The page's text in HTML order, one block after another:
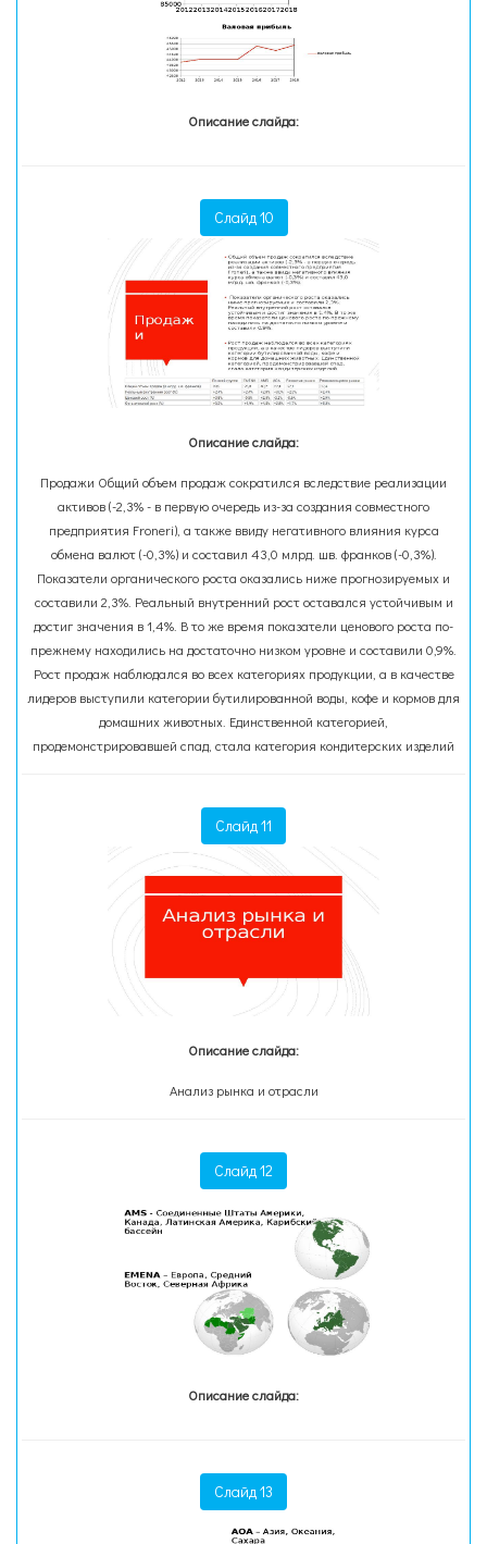
Описание слайда:
Слайд 10
Описание слайда:
Продажи Общий объем продаж сократился вследствие реализации
активов (-2,3% - в первую очередь из-за создания совместного
предприятия Froneri), а также ввиду негативного влияния курса
обмена валют (-0,3%) и составил 43,0 млрд. шв. франков (-0,3%).
Показатели органического роста оказались ниже прогнозируемых и
составили 2,3%. Реальный внутренний рост оставался устойчивым и
достиг значения в 1,4%. В то же время показатели ценового роста по-
прежнему находились на достаточно низком уровне и составили 0,9%.
Рост продаж наблюдался во всех категориях продукции, а в качестве
лидеров выступили категории бутилированной воды, кофе и кормов для
домашних животных. Единственной категорией,
продемонстрировавшей спад, стала категория кондитерских изделий
Слайд 11
Описание слайда:
Анализ рынка и отрасли
Слайд 12
Описание слайда:
Слайд 13